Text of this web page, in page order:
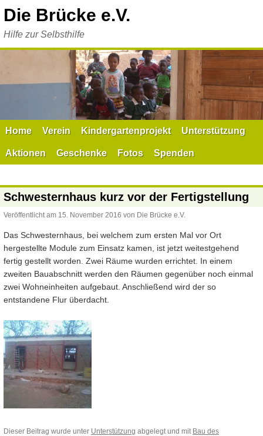
Inhalt
Die Brücke e.V.
Hilfe zur Selbsthilfe
Home Verein Kindergartenprojekt Unterstützung
Aktionen Geschenke Fotos Spenden
Schwesternhaus kurz vor der Fertigstellung
Veröffentlicht am 15. November 2016 von Die Brücke e.V.
Das Schwesternhaus, bei welchem zum ersten Mal vor Ort
hergestellte Module zum Einsatz kamen, ist jetzt weitestgehend
fertig gestellt worden. Zwei Räume wurden errichtet. In einem
zweiten Bauabschnitt werden den Räumen gegenüber noch einmal
zwei Wohneinheiten aufgebaut. Anschließend wird der so
entstandene Flur überdacht.
Dieser Beitrag wurde unter Unterstützung abgelegt und mit Bau des